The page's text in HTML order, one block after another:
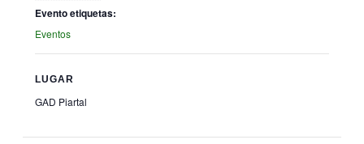
Evento etiquetas:
Eventos
LUGAR
GAD Piartal